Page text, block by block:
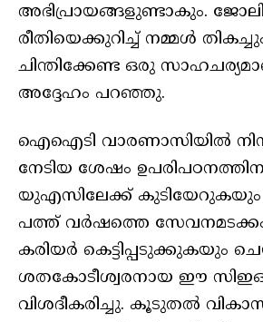
അഭിപ്രായങ്ങളുണ്ടാകും.
രീതിയെക്കുറിച്ച് നമ്മൾ
ചിന്തിക്കേണ്ട ഒരു
അദ്ദേഹം പറഞ്ഞു.
ഐഐടി വാരണാസിയിൽ
നേടിയ ശേഷം
യുഎസിലേക്ക് കുടിയേറുകയും
പത്ത് വർഷത്തെ
കരിയർ കെട്ടിപ്പടുക്കുകയും
ശതകോടീശ്വരനായ ഈ സിഇഒ
വിശദീകരിച്ചു. കൂടുതൽ